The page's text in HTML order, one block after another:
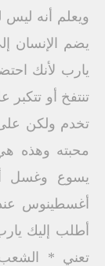
ويعلم أنه
يضم الإنسان
تنتفخ أو
تخدم ولكن على
محبته وهذه هي
يسوع وغسل
أغسطينوس
أطلب إليك
تعني *